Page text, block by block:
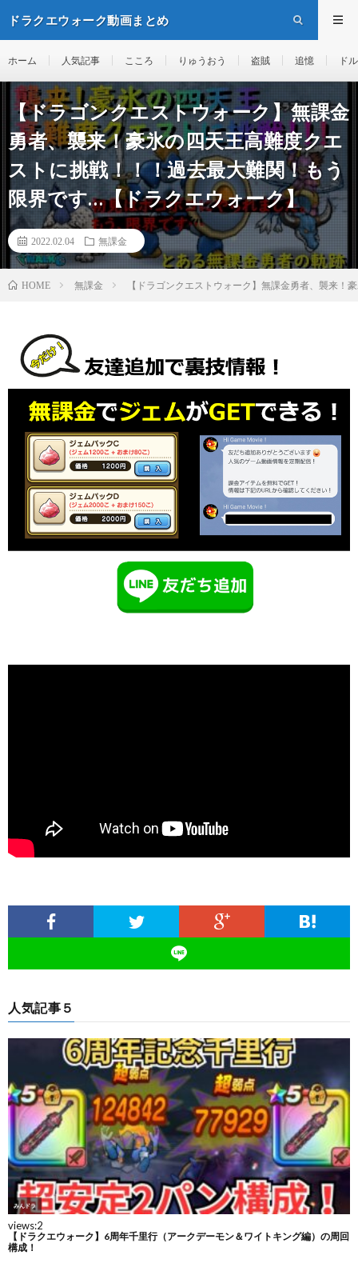
ドラクエウォーク動画まとめ
ホーム 人気記事 こころ りゅうおう 盗賊 追憶 ド
【ドラゴンクエストウォーク】無課金
勇者、襲来！豪氷の四天王高難度クエ
ストに挑戦！！！過去最大難関！もう
限界です…【ドラクエウォーク】
2022.02.04 無課金
HOME 無課金 【ドラゴンクエストウォーク】無課金勇者、襲来
人気記事５